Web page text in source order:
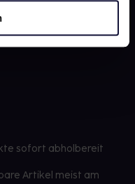
sofort abholbereit
Artikel meist am